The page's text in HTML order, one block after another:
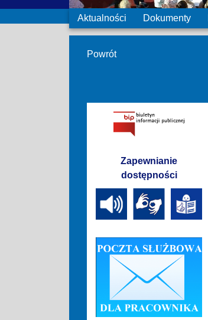
Aktualności Dokumenty
Powrót
Zapewnianie
dostępności